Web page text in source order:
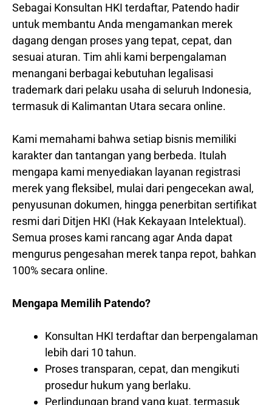
Sebagai Konsultan HKI terdaftar, Patendo hadir
untuk membantu Anda mengamankan merek
dagang dengan proses yang tepat, cepat, dan
sesuai aturan. Tim ahli kami berpengalaman
menangani berbagai kebutuhan legalisasi
trademark dari pelaku usaha di seluruh Indonesia,
termasuk di Kalimantan Utara secara online.
Kami memahami bahwa setiap bisnis memiliki
karakter dan tantangan yang berbeda. Itulah
mengapa kami menyediakan layanan registrasi
merek yang fleksibel, mulai dari pengecekan awal,
penyusunan dokumen, hingga penerbitan sertifikat
resmi dari Ditjen HKI (Hak Kekayaan Intelektual).
Semua proses kami rancang agar Anda dapat
mengurus pengesahan merek tanpa repot, bahkan
100% secara online.
Mengapa Memilih Patendo?
Konsultan HKI terdaftar dan berpengalaman
lebih dari 10 tahun.
Proses transparan, cepat, dan mengikuti
prosedur hukum yang berlaku.
Perlindungan brand yang kuat, termasuk